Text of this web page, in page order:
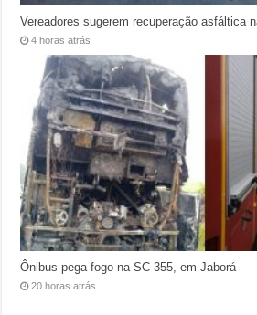
Vereadores sugerem recuperação asfáltica
4 horas atrás
Ônibus pega fogo na SC-355, em Jaborá
20 horas atrás